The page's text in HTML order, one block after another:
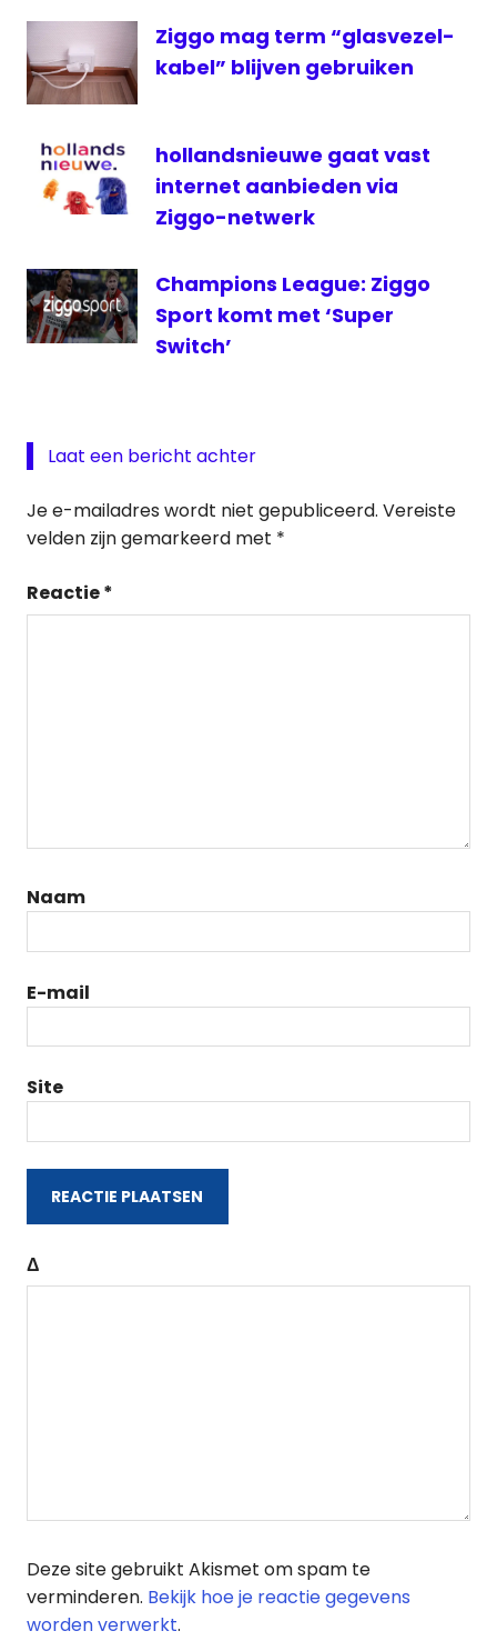
televisie
televisiereclame
Ziggo mag term “glasvezel-
kabel” blijven gebruiken
hollandsnieuwe gaat vast
internet aanbieden via
Ziggo-netwerk
Champions League: Ziggo
Sport komt met ‘Super
Switch’
Laat een bericht achter
Je e-mailadres wordt niet gepubliceerd. Vereiste
velden zijn gemarkeerd met *
Reactie*
Naam
E-mail
Site
Δ
Deze site gebruikt Akismet om spam te
verminderen. Bekijk hoe je reactie gegevens
worden verwerkt.